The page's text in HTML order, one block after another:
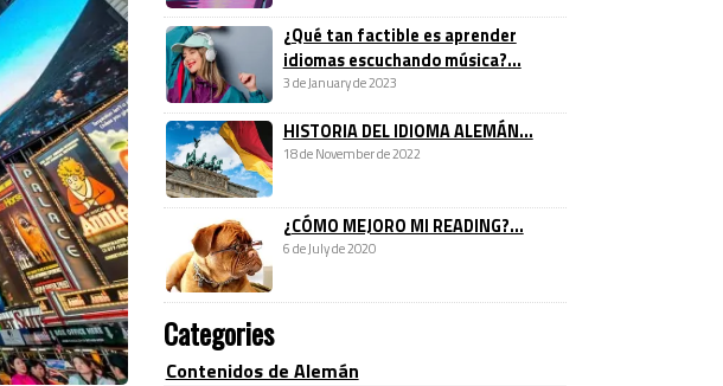
¿Qué tan factible es aprender
idiomas escuchando música?...
3 de January de 2023
HISTORIA DEL IDIOMA ALEMÁN...
18 de November de 2022
¿CÓMO MEJORO MI READING?...
6 de July de 2020
Categories
Contenidos de Alemán